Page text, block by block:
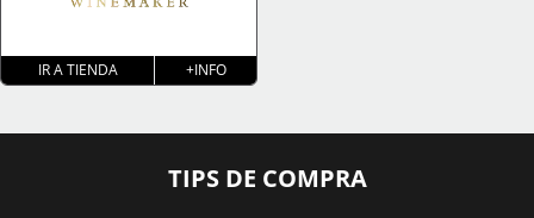
IR A TIENDA +INFO
TIPS DE COMPRA